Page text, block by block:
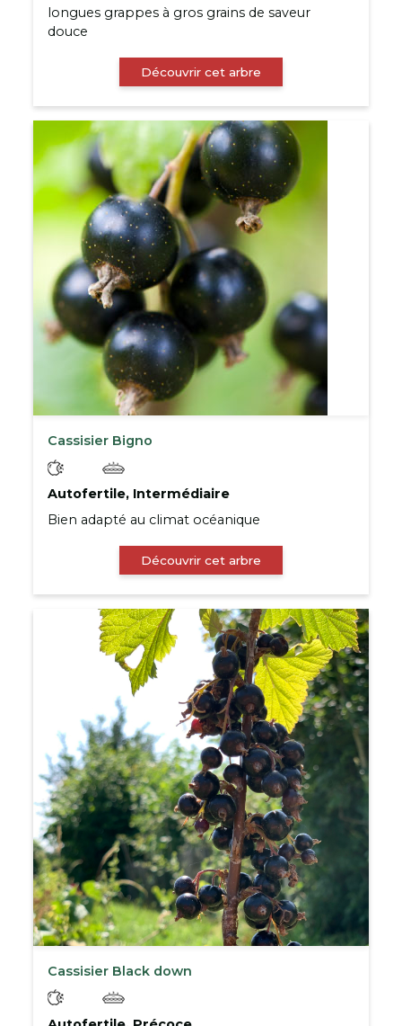
longues grappes à gros grains de saveur
douce
Découvrir cet arbre
Cassisier Bigno
Autofertile, Intermédiaire
Bien adapté au climat océanique
Découvrir cet arbre
Cassisier Black down